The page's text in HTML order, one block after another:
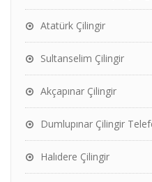
Atatürk Çilingir
Sultanselim Çilingir
Akçapınar Çilingir
Dumlupınar Çilingir
Halıdere Çilingir